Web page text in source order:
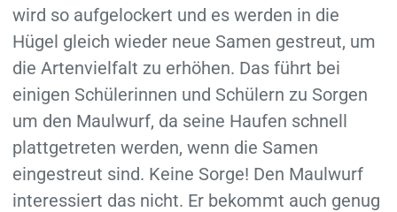
wird so aufgelockert und es werden in die
Hügel gleich wieder neue Samen gestreut, um
die Artenvielfalt zu erhöhen. Das führt bei
einigen Schülerinnen und Schülern zu Sorgen
um den Maulwurf, da seine Haufen schnell
plattgetreten werden, wenn die Samen
eingestreut sind. Keine Sorge! Den Maulwurf
interessiert das nicht. Er bekommt auch genug